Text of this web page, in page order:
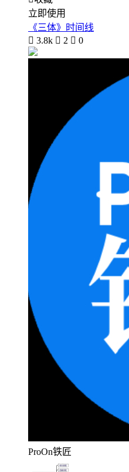
立即使用
《三体》时间线
 3.8k  2  0
ProOn铁匠